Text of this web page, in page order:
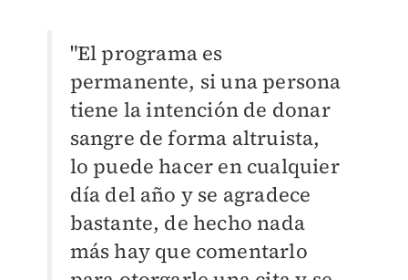
"El programa es
permanente, si una persona
tiene la intención de donar
sangre de forma altruista,
lo puede hacer en cualquier
día del año y se agradece
bastante, de hecho nada
más hay que comentarlo